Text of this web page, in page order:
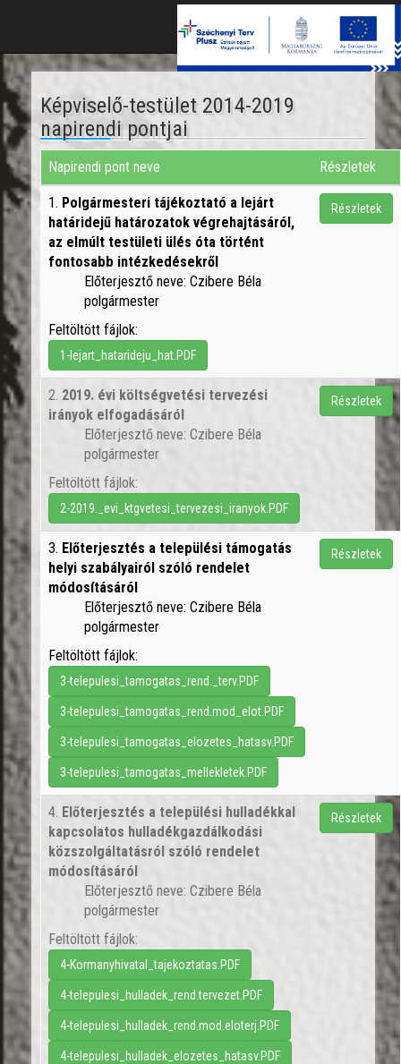
Képviselő-testület 2014-2019
napirendi pontjai
Napirendi pont neve Részletek
1. Polgármesteri tájékoztató a lejárt
határidejű határozatok végrehajtásáról,
az elmúlt testületi ülés óta történt
fontosabb intézkedésekről
Előterjesztő neve: Czibere Béla
polgármester
Feltöltött fájlok:
1-lejart_hatarideju_hat.PDF
Részletek
2. 2019. évi költségvetési tervezési
irányok elfogadásáról
Előterjesztő neve: Czibere Béla
polgármester
Feltöltött fájlok:
2-2019._evi_ktgvetesi_tervezesi_iranyok.PDF
Részletek
3. Előterjesztés a települési támogatás
helyi szabályairól szóló rendelet
módosításáról
Előterjesztő neve: Czibere Béla
polgármester
Feltöltött fájlok:
3-telepulesi_tamogatas_rend._terv.PDF
3-telepulesi_tamogatas_rend.mod_elot.PDF
3-telepulesi_tamogatas_elozetes_hatasv.PDF
3-telepulesi_tamogatas_mellekletek.PDF
Részletek
4. Előterjesztés a települési hulladékkal
kapcsolatos hulladékgazdálkodási
közszolgáltatásról szóló rendelet
módosításáról
Előterjesztő neve: Czibere Béla
polgármester
Feltöltött fájlok:
4-Kormanyhivatal_tajekoztatas.PDF
4-telepulesi_hulladek_rend.tervezet.PDF
4-telepulesi_hulladek_rend.mod.eloterj.PDF
4-telepulesi_hulladek_elozetes_hatasv.PDF
Részletek